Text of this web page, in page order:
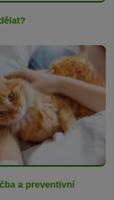
a preventivní